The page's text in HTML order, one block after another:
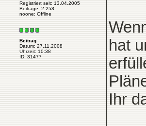
Registriert seit: 13.04.2005
Beiträge: 2.258
noone: Offline
Beitrag
Datum: 27.11.2008
Uhrzeit: 10:38
ID: 31477
hat
Ihr